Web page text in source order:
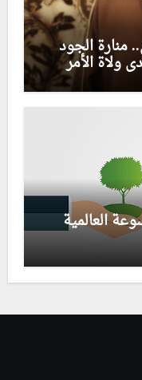
منارة الجود
ولاة الأمر
العالمية